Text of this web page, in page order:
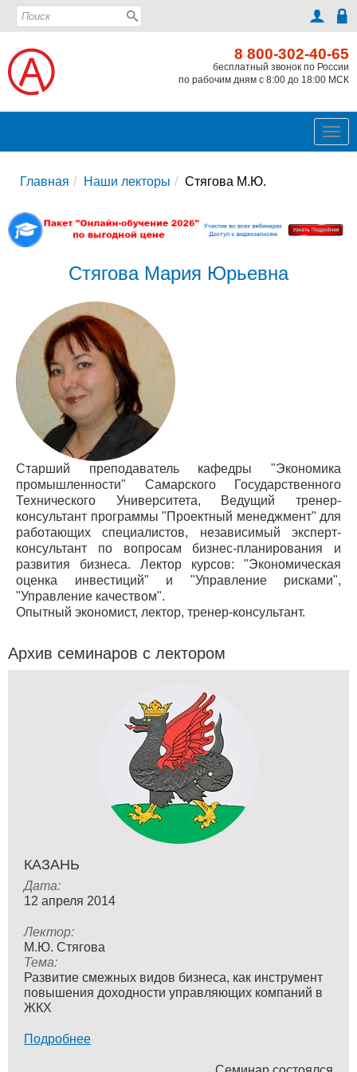
8 800-302-40-65
бесплатный звонок по России
по рабочим дням с 8:00 до 18:00 МСК
Главная Наши лекторы Стягова М.Ю.
Стягова Мария Юрьевна
Старший преподаватель кафедры "Экономика
промышленности" Самарского Государственного
Технического Университета, Ведущий тренер-
консультант программы "Проектный менеджмент" для
работающих специалистов, независимый эксперт-
консультант по вопросам бизнес-планирования и
развития бизнеса. Лектор курсов: "Экономическая
оценка инвестиций" и "Управление рисками",
"Управление качеством".
Опытный экономист, лектор, тренер-консультант.
Архив семинаров с лектором
КАЗАНЬ
Дата:
12 апреля 2014
Лектор:
М.Ю. Стягова
Тема:
Развитие смежных видов бизнеса, как инструмент
повышения доходности управляющих компаний в
ЖКХ
Подробнее